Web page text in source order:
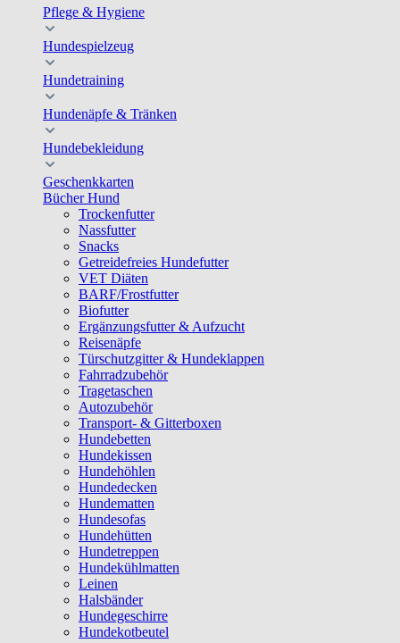
Pflege & Hygiene
Hundespielzeug
Hundetraining
Hundenäpfe & Tränken
Hundebekleidung
Geschenkkarten
Bücher Hund
Trockenfutter
Nassfutter
Snacks
Getreidefreies Hundefutter
VET Diäten
BARF/Frostfutter
Biofutter
Ergänzungsfutter & Aufzucht
Reisenäpfe
Türschutzgitter & Hundeklappen
Fahrradzubehör
Tragetaschen
Autozubehör
Transport- & Gitterboxen
Hundebetten
Hundekissen
Hundehöhlen
Hundedecken
Hundematten
Hundesofas
Hundehütten
Hundetreppen
Hundekühlmatten
Leinen
Halsbänder
Hundegeschirre
Hundekotbeutel